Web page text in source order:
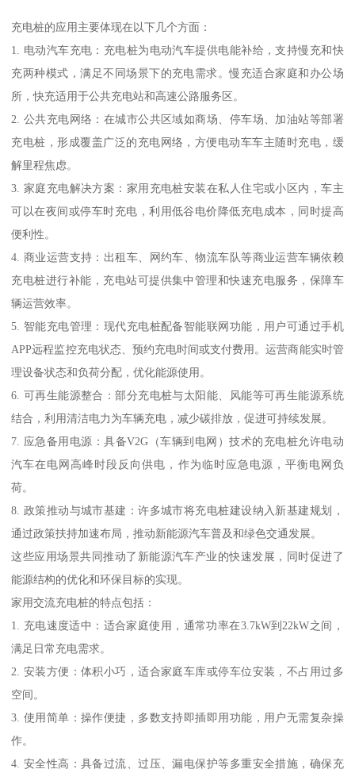
充电桩的应用主要体现在以下几个方面：
1. 电动汽车充电：充电桩为电动汽车提供电能补给，支持慢充和快
充两种模式，满足不同场景下的充电需求。慢充适合家庭和办公场
所，快充适用于公共充电站和高速公路服务区。
2. 公共充电网络：在城市公共区域如商场、停车场、加油站等部署
充电桩，形成覆盖广泛的充电网络，方便电动车车主随时充电，缓
解里程焦虑。
3. 家庭充电解决方案：家用充电桩安装在私人住宅或小区内，车主
可以在夜间或停车时充电，利用低谷电价降低充电成本，同时提高
便利性。
4. 商业运营支持：出租车、网约车、物流车队等商业运营车辆依赖
充电桩进行补能，充电站可提供集中管理和快速充电服务，保障车
辆运营效率。
5. 智能充电管理：现代充电桩配备智能联网功能，用户可通过手机
APP远程监控充电状态、预约充电时间或支付费用。运营商能实时管
理设备状态和负荷分配，优化能源使用。
6. 可再生能源整合：部分充电桩与太阳能、风能等可再生能源系统
结合，利用清洁电力为车辆充电，减少碳排放，促进可持续发展。
7. 应急备用电源：具备V2G（车辆到电网）技术的充电桩允许电动
汽车在电网高峰时段反向供电，作为临时应急电源，平衡电网负
荷。
8. 政策推动与城市基建：许多城市将充电桩建设纳入新基建规划，
通过政策扶持加速布局，推动新能源汽车普及和绿色交通发展。
这些应用场景共同推动了新能源汽车产业的快速发展，同时促进了
能源结构的优化和环保目标的实现。
家用交流充电桩的特点包括：
1. 充电速度适中：适合家庭使用，通常功率在3.7kW到22kW之间，
满足日常充电需求。
2. 安装方便：体积小巧，适合家庭车库或停车位安装，不占用过多
空间。
3. 使用简单：操作便捷，多数支持即插即用功能，用户无需复杂操
作。
4. 安全性高：具备过流、过压、漏电保护等多重安全措施，确保充